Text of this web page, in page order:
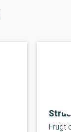
Frugt